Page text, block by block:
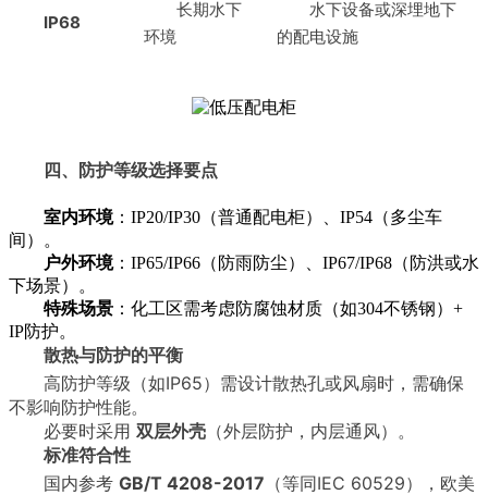
IP68
长期水下
环境
水下设备或深埋地下
的配电设施
四、防护等级选择要点
室内环境：IP20/IP30（普通配电柜）、IP54（多尘车
间）。
户外环境：IP65/IP66（防雨防尘）、IP67/IP68（防洪或水
下场景）。
特殊场景 ：化工区需考虑防腐蚀材质（如304不锈钢）+
IP防护。
散热与防护的平衡
高防护等级（如IP65）需设计散热孔或风扇时，需确保
不影响防护性能。
必要时采用 双层外壳 （外层防护，内层通风）。
标准符合性
国内参考 GB/T 4208-2017 （等同IEC 60529），欧美